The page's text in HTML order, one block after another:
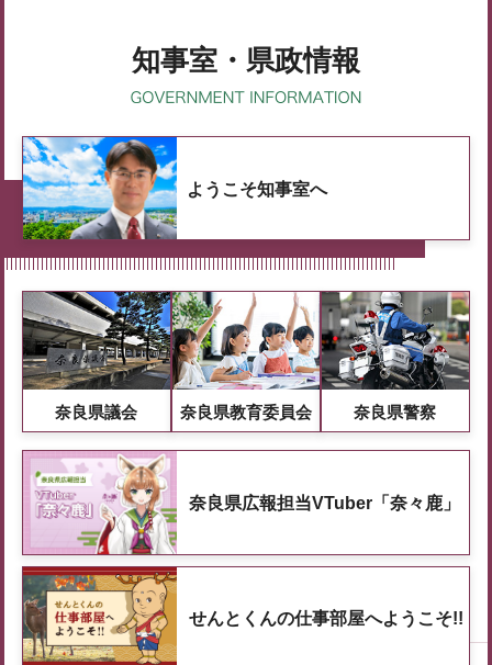
知事室・県政情報
ようこそ知事室へ
奈良県議会 奈良県教育委員会 奈良県警察
奈良県広報担当VTuber「奈々鹿」
せんとくんの仕事部屋へようこそ!!